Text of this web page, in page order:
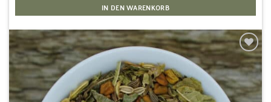
IN DEN WARENKORB
Wunschliste
hinzufügen